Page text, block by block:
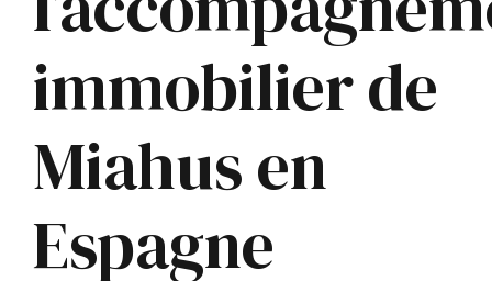
immobilier de
Miahus en
Espagne